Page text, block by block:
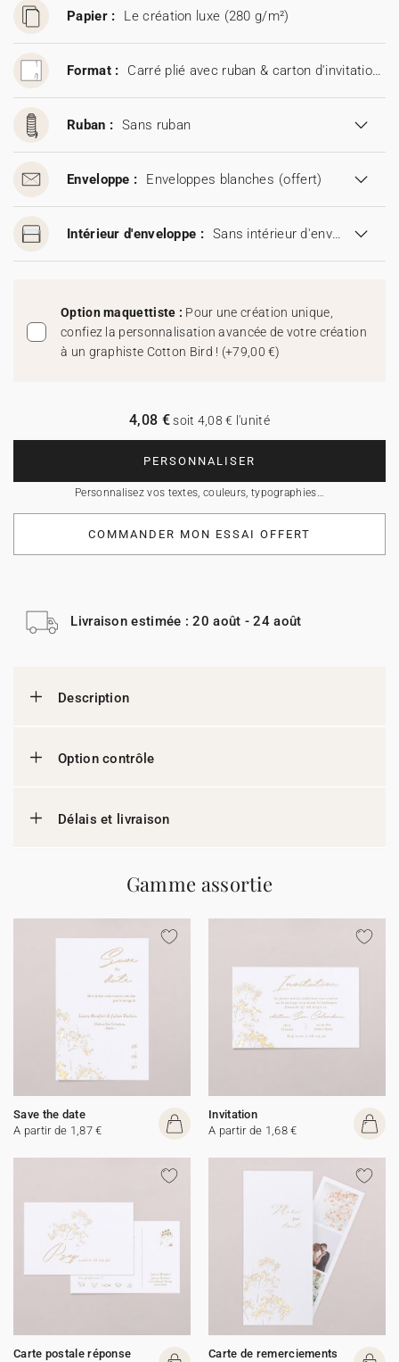
Papier : Le création luxe (280 g/m²)
Format : Carré plié avec ruban & carton d'invitation (13,6 x 13,6 cm)
Ruban : Sans ruban
Enveloppe : Enveloppes blanches (offert)
Intérieur d'enveloppe : Sans intérieur d'enveloppe
Option maquettiste : Pour une création unique,
confiez la personnalisation avancée de votre création
à un graphiste Cotton Bird ! (+79,00 €)
PERSONNALISER
Personnalisez vos textes, couleurs, typographies…
4,08 €soit 4,08 € l'unité
COMMANDER MON ESSAI OFFERT
Livraison estimée : 20 août - 24 août
Description
Option contrôle
Délais et livraison
Gamme assortie
Save the date
A partir de 1,87 €
Invitation
A partir de 1,68 €
Carte postale réponse
Carte de remerciements